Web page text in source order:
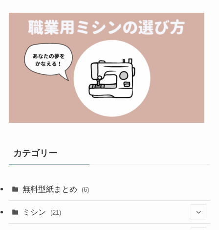
カテゴリー
無料型紙まとめ (6)
ミシン (21)